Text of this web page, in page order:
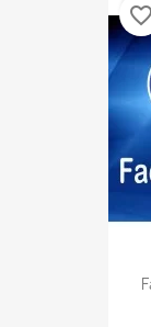
favorite_border